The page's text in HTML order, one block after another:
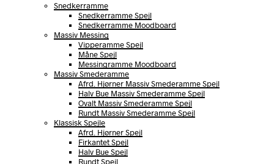
Snedkerramme
Snedkerramme Spejl
Snedkerramme Moodboard
Massiv Messing
Vipperamme Spejl
Måne Spejl
Messingramme Moodboard
Massiv Smederamme
Afrd. Hjørner Massiv Smederamme Spejl
Halv Bue Massiv Smederamme Spejl
Ovalt Massiv Smederamme Spejl
Rundt Massiv Smederamme Spejl
Klassisk Spejle
Afrd. Hjørner Spejl
Firkantet Spejl
Halv Bue Spejl
Rundt Spejl